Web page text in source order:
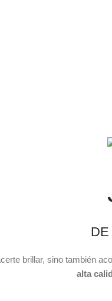
brillar, sino también
alta